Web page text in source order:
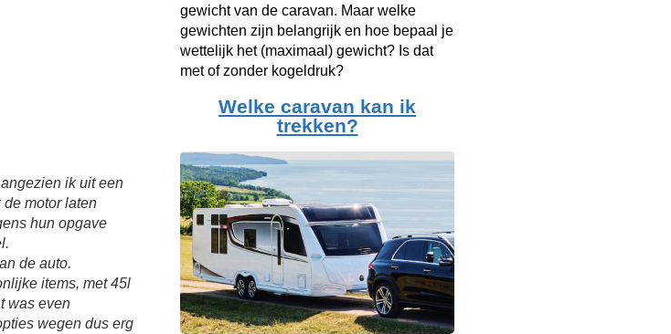
ik uit een
motor laten
hun opgave
de auto.
items, met 45l
was even
wegen dus erg
gewicht van de caravan. Maar welke
gewichten zijn belangrijk en hoe bepaal je
wettelijk het (maximaal) gewicht? Is dat
met of zonder kogeldruk?
Welke caravan kan ik
trekken?